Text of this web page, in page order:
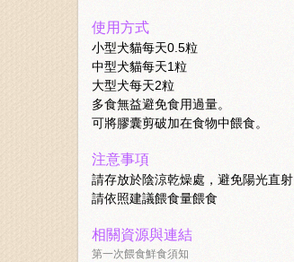
使用方式
小型犬貓每天0.5粒
中型犬貓每天1粒
大型犬每天2粒
多食無益避免食用過量。
可將膠囊剪破加在食物中餵食。
注意事項
請存放於陰涼乾燥處，避免陽光直射
請依照建議餵食量餵食
相關資源與連結
第一次餵食鮮食須知